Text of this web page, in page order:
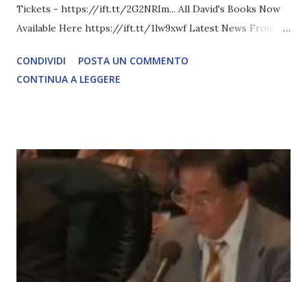
Tickets - https://ift.tt/2G2NRIm... All David's Books Now
Available Here https://ift.tt/1lw9xwf Latest News From
COMPLETO - fonte
CONDIVIDI
POSTA UN COMMENTO
CONTINUA A LEGGERE